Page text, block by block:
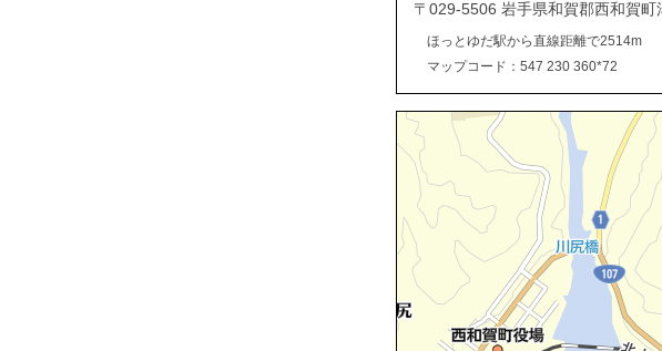
〒029-5506 岩手県和賀郡西和賀町
ほっとゆだ駅から直線距離で2514m
マップコード：547 230 360*72